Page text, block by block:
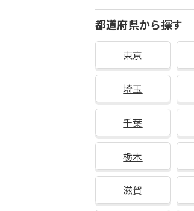
都道府県から探す
東京
埼玉
千葉
栃木
滋賀